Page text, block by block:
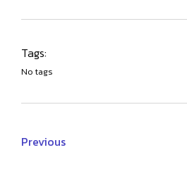
Tags:
No tags
Previous